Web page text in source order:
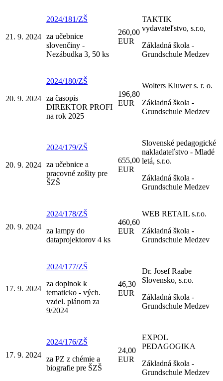
21. 9. 2024
2024/181/ZŠ
za učebnice
slovenčiny -
Nezábudka 3, 50 ks
260,00
EUR
TAKTIK
vydavateľstvo, s.r.o,
Základná škola -
Grundschule Medzev
20. 9. 2024
2024/180/ZŠ
za časopis
DIREKTOR PROFI
na rok 2025
196,80
EUR
Wolters Kluwer s. r. o.
Základná škola -
Grundschule Medzev
20. 9. 2024
2024/179/ZŠ
za učebnice a
pracovné zošity pre
ŠZŠ
655,00
EUR
Slovenské pedagogické
nakladateľstvo - Mladé
letá, s.r.o.
Základná škola -
Grundschule Medzev
20. 9. 2024
2024/178/ZŠ
za lampy do
dataprojektorov 4 ks
460,60
EUR
WEB RETAIL s.r.o.
Základná škola -
Grundschule Medzev
17. 9. 2024
2024/177/ZŠ
za doplnok k
tematicko - vých.
vzdel. plánom za
9/2024
46,30
EUR
Dr. Josef Raabe
Slovensko, s.r.o.
Základná škola -
Grundschule Medzev
17. 9. 2024
2024/176/ZŠ
za PZ z chémie a
biografie pre ŠZŠ
24,00
EUR
EXPOL
PEDAGOGIKA
Základná škola -
Grundschule Medzev